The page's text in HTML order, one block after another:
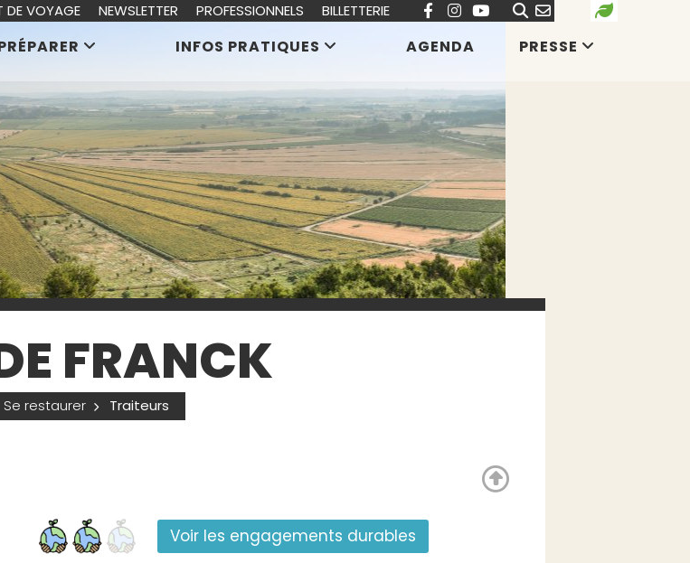
FRANCK
Se restaurer Traiteurs
Voir les engagements durables
INFOS PRATIQUES AGENDA PRESSE
DE VOYAGE NEWSLETTER PROFESSIONNELS BILLETTERIE